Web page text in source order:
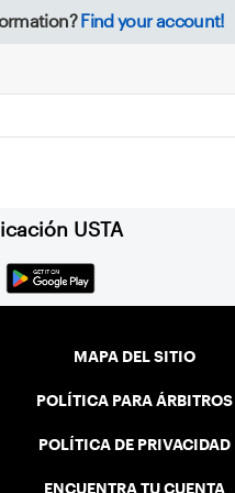
Find your account!
USTA
MAPA DEL SITIO
POLÍTICA PARA ÁRBITROS
POLÍTICA DE PRIVACIDAD
ENCUENTRA TU CUENTA